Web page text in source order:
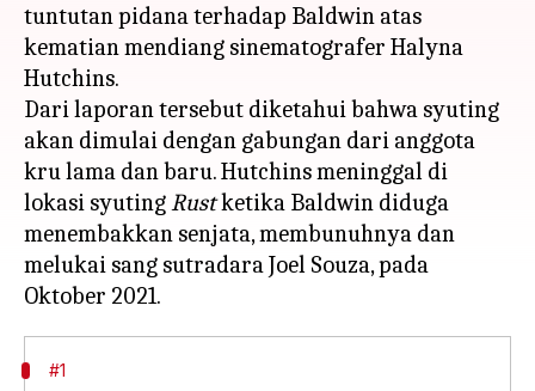
tuntutan pidana terhadap Baldwin atas
kematian mendiang sinematografer Halyna
Hutchins.
Dari laporan tersebut diketahui bahwa syuting
akan dimulai dengan gabungan dari anggota
kru lama dan baru. Hutchins meninggal di
lokasi syutingRustketika Baldwin diduga
menembakkan senjata, membunuhnya dan
melukai sang sutradara Joel Souza, pada
#1